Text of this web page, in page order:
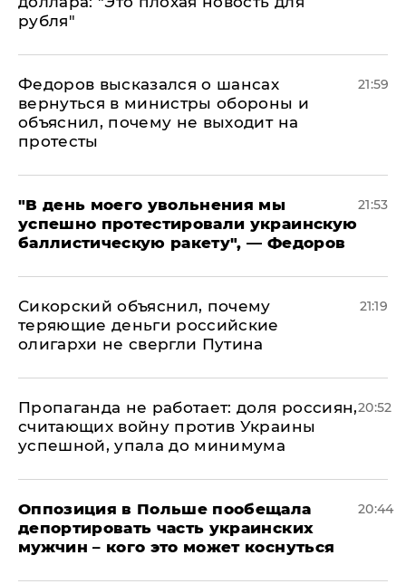
рубля"
Федоров высказался о шансах
вернуться в министры обороны и
объяснил, почему не выходит на
протесты
21:59
​"В день моего увольнения мы
успешно протестировали украинскую
баллистическую ракету", — Федоров
21:53
Сикорский объяснил, почему
теряющие деньги российские
олигархи не свергли Путина
21:19
​Пропаганда не работает: доля россиян,
считающих войну против Украины
успешной, упала до минимума
20:52
Оппозиция в Польше пообещала
депортировать часть украинских
мужчин – кого это может коснуться
20:44